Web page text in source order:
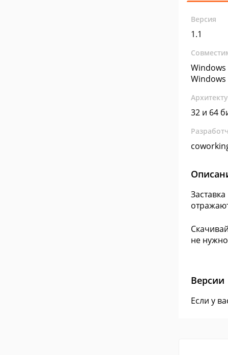
Версия
1.1
Windows
Windows
32 и 64
не
Версии
Если у